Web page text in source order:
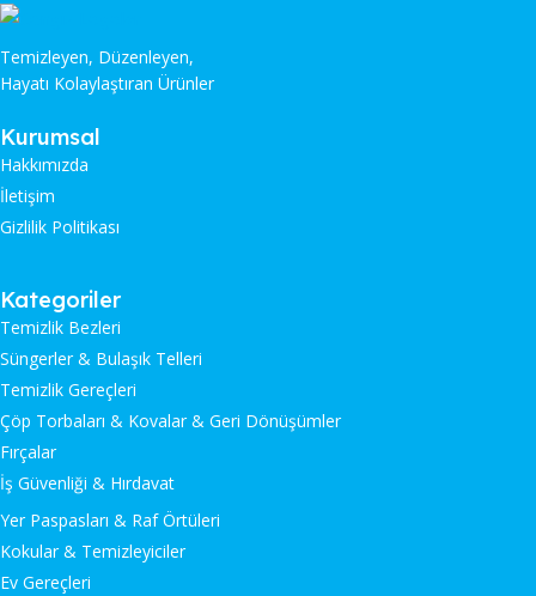
Temizleyen, Düzenleyen,
Hayatı Kolaylaştıran Ürünler
Kurumsal
Hakkımızda
İletişim
Gizlilik Politikası
Kategoriler
Temizlik Bezleri
Süngerler & Bulaşık Telleri
Temizlik Gereçleri
Çöp Torbaları & Kovalar & Geri Dönüşümler
Fırçalar
İş Güvenliği & Hırdavat
Yer Paspasları & Raf Örtüleri
Kokular & Temizleyiciler
Ev Gereçleri